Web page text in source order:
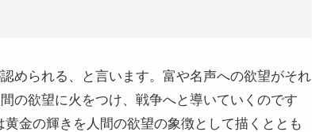
められる、と言います。富や名声への欲望がそれ
の欲望に火をつけ、戦争へと導いていくのです
金の輝きを人間の欲望の象徴として描くととも